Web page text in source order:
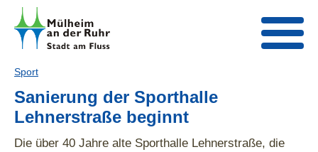
Sport
Sanierung der Sporthalle
Lehnerstraße beginnt
Die über 40 Jahre alte Sporthalle Lehnerstraße, die